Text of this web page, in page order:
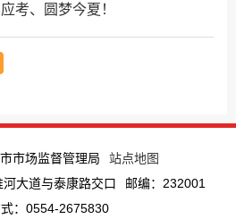
考、圆梦今夏！
市场监督管理局
站点地图
大道与泰康路交口
邮编：232001
：0554-2675830